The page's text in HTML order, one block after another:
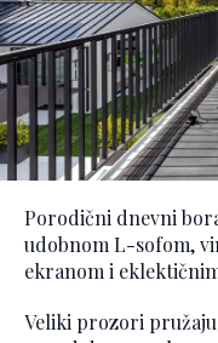
Porodični dnevni
udobnom L-sofom,
ekranom i
Veliki prozori